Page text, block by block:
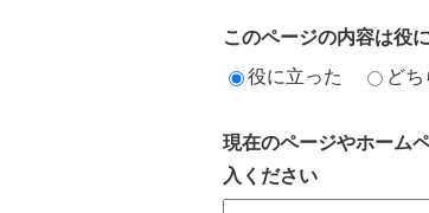
このページの内容は役
役に立った
ど
現在のページやホーム
入ください